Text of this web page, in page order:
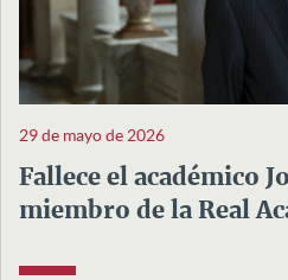
29 de mayo de 2026
Fallece el académico
miembro de la Real